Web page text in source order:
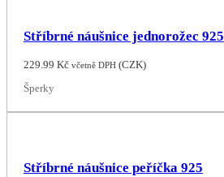
Stříbrné náušnice jednorožec 925
229.99 Kč včetně DPH(CZK)
Šperky
Stříbrné náušnice peříčka 925